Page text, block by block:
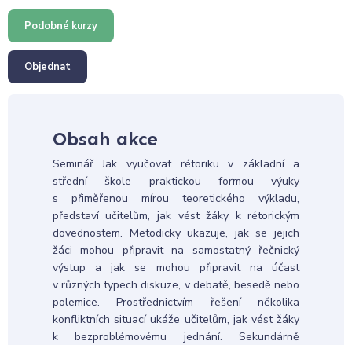
Podobné kurzy
Objednat
Obsah akce
Seminář Jak vyučovat rétoriku v základní a
střední škole praktickou formou výuky
s přiměřenou mírou teoretického výkladu,
představí učitelům, jak vést žáky k rétorickým
dovednostem. Metodicky ukazuje, jak se jejich
žáci mohou připravit na samostatný řečnický
výstup a jak se mohou připravit na účast
v různých typech diskuze, v debatě, besedě nebo
polemice. Prostřednictvím řešení několika
konfliktních situací ukáže učitelům, jak vést žáky
k bezproblémovému jednání. Sekundárně